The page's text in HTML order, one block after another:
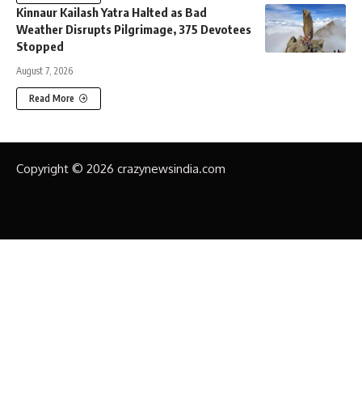
Kinnaur Kailash Yatra Halted as Bad
Weather Disrupts Pilgrimage, 375 Devotees
Stopped
August 7, 2026
Read More
Copyright © 2026 crazynewsindia.com